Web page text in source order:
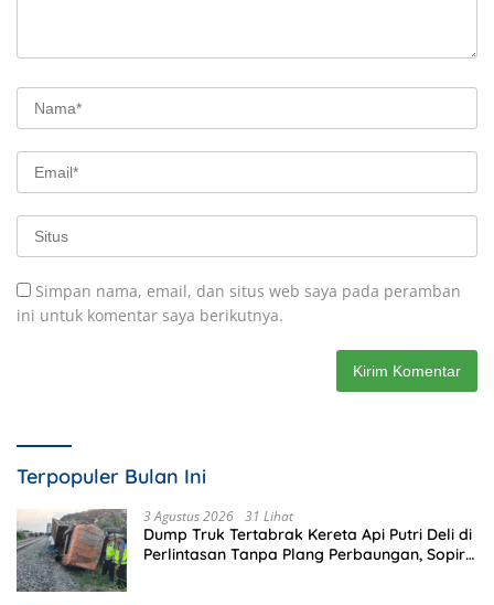
Simpan nama, email, dan situs web saya pada peramban
ini untuk komentar saya berikutnya.
Terpopuler Bulan Ini
3 Agustus 2026 31 Lihat
Dump Truk Tertabrak Kereta Api Putri Deli di
Perlintasan Tanpa Plang Perbaungan, Sopir